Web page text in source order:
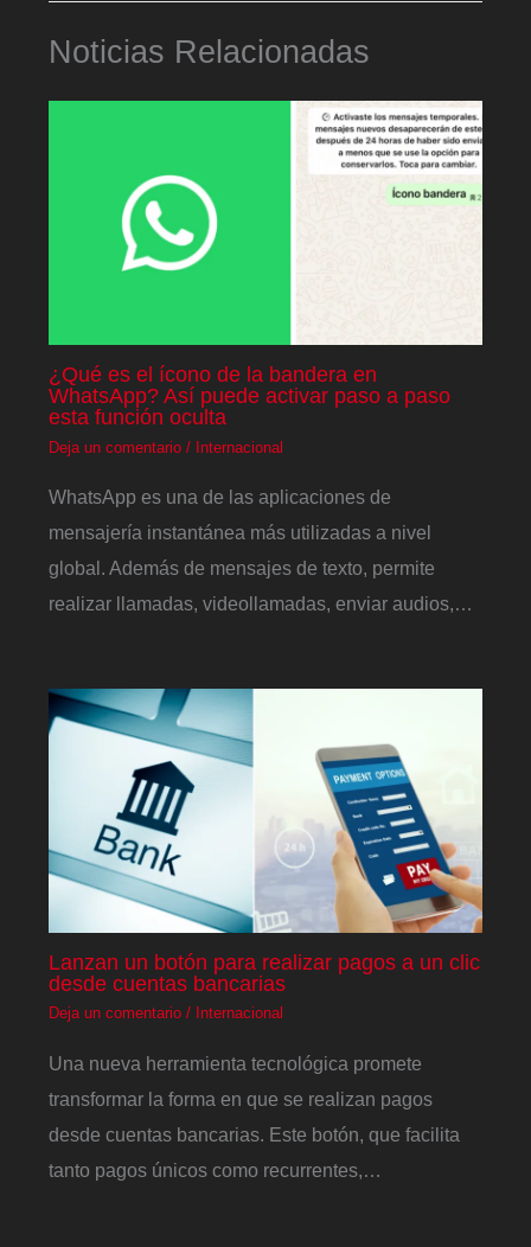
Noticias Relacionadas
¿Qué es el ícono de la bandera en
WhatsApp? Así puede activar paso a paso
esta función oculta
Deja un comentario / Internacional
WhatsApp es una de las aplicaciones de
mensajería instantánea más utilizadas a nivel
global. Además de mensajes de texto, permite
realizar llamadas, videollamadas, enviar audios,…
Lanzan un botón para realizar pagos a un clic
desde cuentas bancarias
Deja un comentario / Internacional
Una nueva herramienta tecnológica promete
transformar la forma en que se realizan pagos
desde cuentas bancarias. Este botón, que facilita
tanto pagos únicos como recurrentes,…